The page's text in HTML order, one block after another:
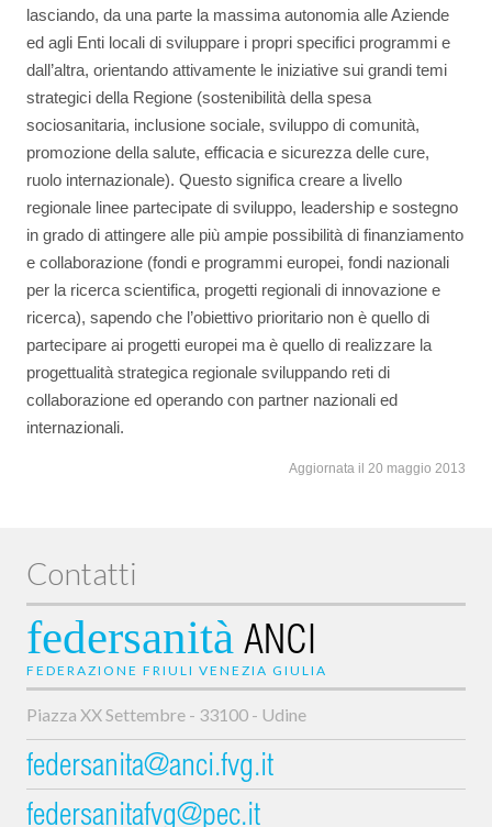
lasciando, da una parte la massima autonomia alle Aziende
ed agli Enti locali di sviluppare i propri specifici programmi e
dall’altra, orientando attivamente le iniziative sui grandi temi
strategici della Regione (sostenibilità della spesa
sociosanitaria, inclusione sociale, sviluppo di comunità,
promozione della salute, efficacia e sicurezza delle cure,
ruolo internazionale). Questo significa creare a livello
regionale linee partecipate di sviluppo, leadership e sostegno
in grado di attingere alle più ampie possibilità di finanziamento
e collaborazione (fondi e programmi europei, fondi nazionali
per la ricerca scientifica, progetti regionali di innovazione e
ricerca), sapendo che l’obiettivo prioritario non è quello di
partecipare ai progetti europei ma è quello di realizzare la
progettualità strategica regionale sviluppando reti di
collaborazione ed operando con partner nazionali ed
internazionali.
Aggiornata il 20 maggio 2013
Contatti
federsanità ANCI
FEDERAZIONE FRIULI VENEZIA GIULIA
Piazza XX Settembre - 33100 - Udine
federsanita@anci.fvg.it
federsanitafvg@pec.it